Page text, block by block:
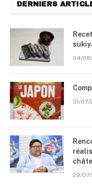
DERNIERS
04/
31/07/
29/